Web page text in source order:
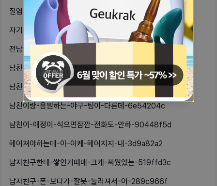
질염증상인지-도와주세요-ㅠㅠㅠ질-내부-fa8d7f4c
자기방에서-첨느끼는건데섹파관계인-사람-b6afc899
전남친한테-어제-답이왔는데내가-밖이여-1ff9e8fb
남친-피부-안좋은-자기들-있어남친-피-1aa47a36
남친이-같이-잘때-항상-팔베게-해주는-36ed2b88
남친이랑-응원하는-야구-팀이-다른데-6e54204c
남친이-애정이-식으면잠깐-전화도-안하-90448f5d
헤어져야하는데-아-어케-헤어지지-내-3d9a82a2
남자친구한테-쌓인거때매-크게-싸웠었는-519ffd3c
남자친구-폰-보다가-잘못-눌러져서-어-289c966f